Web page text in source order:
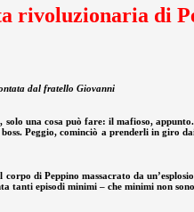
rivoluzionaria di
dal fratello Giovanni
una cosa può fare: il mafioso,
Peggio, cominciò a prenderli in
di Peppino massacrato da
episodi minimi – che minimi non